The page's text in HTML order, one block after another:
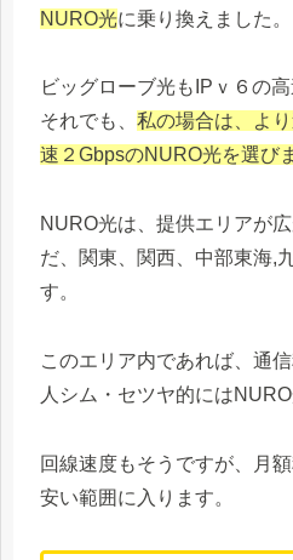
NURO光に乗り換えました。
ビッグローブ光もIPｖ６の
それでも、 私の場合は、よ
速２GbpsのNURO光を選び
NURO光は、提供エリアが
だ、関東、関西、中部東海,
す。
このエリア内であれば、通
人シム・セツヤ的には
回線速度もそうですが、月
安い範囲に入ります。